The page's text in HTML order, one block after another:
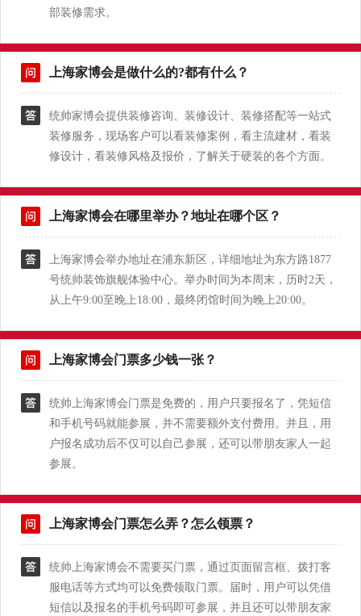
部装修需求。
上海家博会是做什么的?都有什么？
统帅家博会提供装修咨询、装修设计、装修搭配等一站式
装修服务，现场客户可以看装修案例，看主流建材，看装
修设计，看装修风格及报价，了解关于硬装的各个方面。
上海家博会在哪里举办？地址在哪个区？
上海家博会举办地址在浦东新区，详细地址为东方路1877
号统帅装饰旗舰体验中心。举办时间为本周末，历时2天，
从上午9:00至晚上18:00，最终闭馆时间为晚上20:00。
上海家博会门票多少钱一张？
统帅上海家博会门票是免费的，用户只要报名了，凭短信
和手机号码就能参展，并不需要额外支付费用。并且，用
户报名成功后不仅可以自己参展，还可以带朋友家人一起
参展。
上海家博会门票怎么弄？怎么领票？
统帅上海家博会不需要买门票，通过页面留言框、拨打客
服电话等方式均可以免费领取门票。届时，用户可以凭借
短信以及报名的手机号码即可参展，并且还可以带朋友家